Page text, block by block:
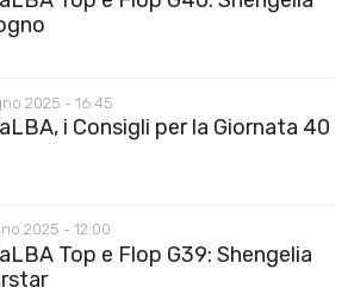
2025 - 16:45
i Consigli per la Giornata 40
2025 - 12:00
Top e Flop G39: Shengelia